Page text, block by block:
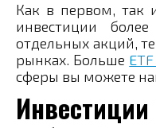
Как в первом, так
инвестиции
отдельных акций,
рынках. Больше
сферы вы можете
Инвестиции